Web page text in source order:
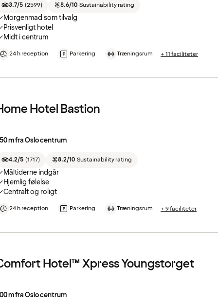
3.7/5 (2599) 8.6/10 Sustainability rating
Morgenmad som tilvalg
Prisvenligt hotel
Midt i centrum
24 h reception Parkering Træningsrum + 11 faciliteter
Hotel Bastion
m fra Oslo centrum
4.2/5 (1717) 8.2/10 Sustainability rating
Måltiderne indgår
Hjemlig følelse
Centralt og roligt
24 h reception Parkering Træningsrum + 9 faciliteter
Hotel™ Xpress Youngstorget
m fra Oslo centrum